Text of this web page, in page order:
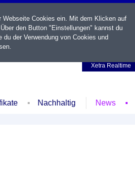
Xetra Realtime
Nachhaltig News
Cookies ein. Mit dem Klicken auf
den Button "Einstellungen" kannst du
der Verwendung von Cookies und
.